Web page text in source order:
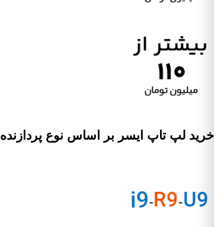
خرید لپ تاپ ایسر بر اساس نوع پردازنده